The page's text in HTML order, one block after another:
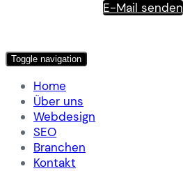
E-Mail senden
Toggle navigation
Home
Über uns
Webdesign
SEO
Branchen
Kontakt